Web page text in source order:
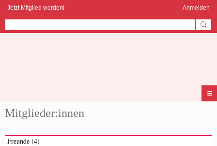
Jetzt Mitglied werden! Anmelden
Mitglieder:innen
Freunde (4)